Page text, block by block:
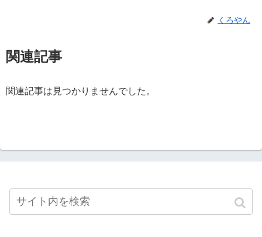
くろやん
関連記事
関連記事は見つかりませんでした。